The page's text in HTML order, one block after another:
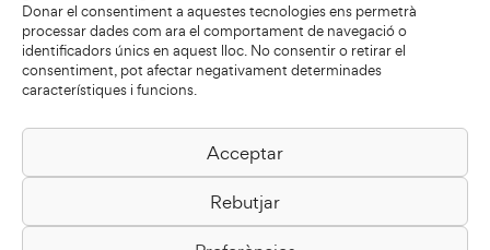
Donar el consentiment a aquestes tecnologies ens permetrà
processar dades com ara el comportament de navegació o
identificadors únics en aquest lloc. No consentir o retirar el
consentiment, pot afectar negativament determinades
característiques i funcions.
Acceptar
Rebutjar
Biblioteca Pilarin Bayés
Passeig de la Generalitat, 1
08500 Vic